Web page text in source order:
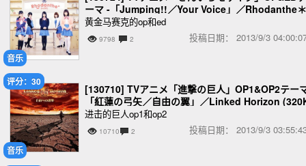
音乐
ーマ -「Jumping!!／Your Voice」／Rhodanthe＊
黄金马赛克的op和ed
9798 2 投稿日期： 2013/9/3
音乐
评分：30
[130710] TVアニメ「進撃の巨人」OP1&OP2テー
「紅蓮の弓矢／自由の翼」／Linked Horizon
BK)
进击的巨人op1和op2
10710 2 投稿日期： 2013/9/3